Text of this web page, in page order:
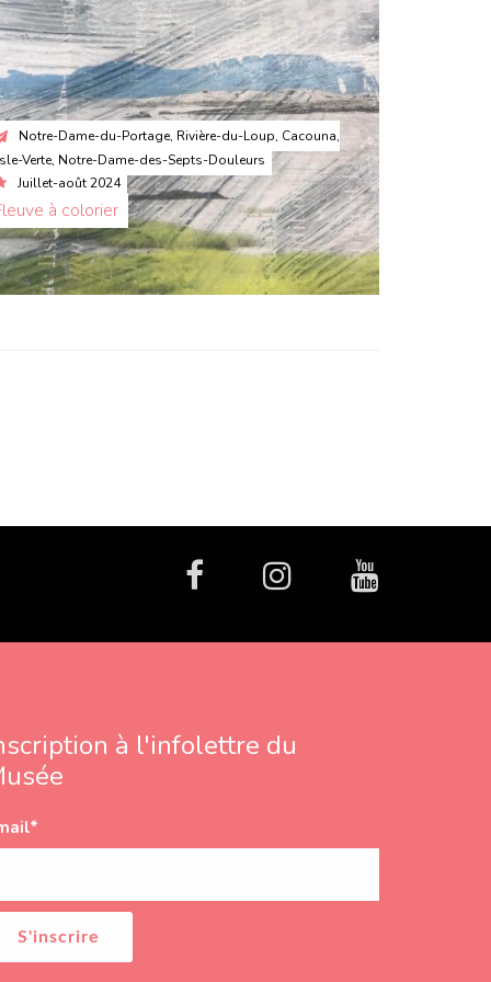
Notre-Dame-du-Portage, Rivière-du-Loup, Cacouna,
Verte, Notre-Dame-des-Septs-Douleurs
Juillet-août 2024
à colorier
facebookInstagram
à l'infolettre du
*